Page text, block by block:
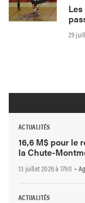
29
ACTUALITÉS
16,6 M$ pour le
la Chute-
13 juillet 2026 à 17h11 -
ACTUALITÉS